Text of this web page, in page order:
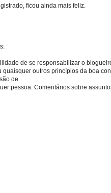
ficou ainda mais feliz.
de se responsabilizar o
quaisquer outros princípios da boa
de
pessoa. Comentários sobre